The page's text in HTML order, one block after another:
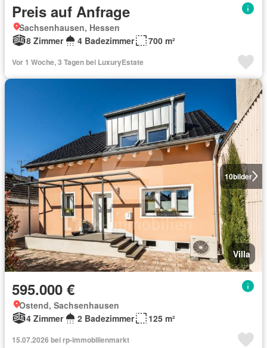
Preis auf Anfrage
Sachsenhausen, Hessen
8 Zimmer
4 Badezimmer 700 m²
Vor 1 Woche, 3 Tagen bei LuxuryEstate
10bilder
Villa
595.000 €
Ostend, Sachsenhausen
4 Zimmer
2 Badezimmer 125 m²
15.07.2026 bei rp-immobilienmarkt